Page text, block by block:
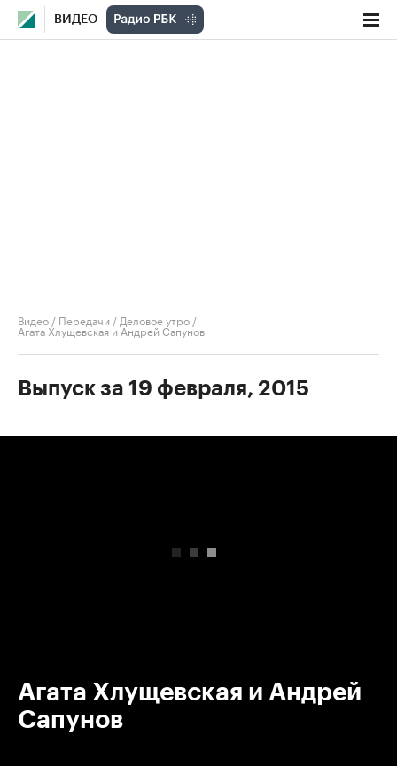
ВИДЕО
Видео / Передачи / Деловое утро /
Агата Хлущевская и Андрей Сапунов
Выпуск за 19 февраля, 2015
Агата Хлущевская и Андрей
Сапунов